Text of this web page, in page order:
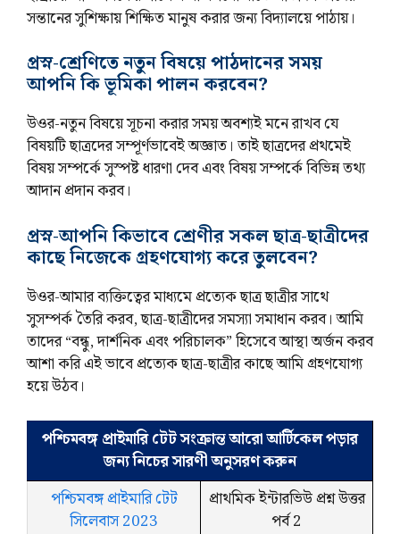
সন্তানের সুশিক্ষায় শিক্ষিত মানুষ করার জন্য বিদ্যালয়ে পাঠায়।
প্রস্ন-শ্রেণিতে নতুন বিষয়ে পাঠদানের সময়
আপনি কি ভূমিকা পালন করবেন?
উওর-নতুন বিষয়ে সূচনা করার সময় অবশ্যই মনে রাখব যে
বিষয়টি ছাত্রদের সম্পূর্ণভাবেই অজ্ঞাত। তাই ছাত্রদের প্রথমেই
বিষয় সম্পর্কে সুস্পষ্ট ধারণা দেব এবং বিষয় সম্পর্কে বিভিন্ন তথ্য
আদান প্রদান করব।
প্রস্ন-আপনি কিভাবে শ্রেণীর সকল ছাত্র-ছাত্রীদের
কাছে নিজেকে গ্রহণযোগ্য করে তুলবেন?
উওর-আমার ব্যক্তিত্বের মাধ্যমে প্রত্যেক ছাত্র ছাত্রীর সাথে
সুসম্পর্ক তৈরি করব, ছাত্র-ছাত্রীদের সমস্যা সমাধান করব। আমি
তাদের “বন্ধু, দার্শনিক এবং পরিচালক” হিসেবে আস্থা অর্জন করব
আশা করি এই ভাবে প্রত্যেক ছাত্র-ছাত্রীর কাছে আমি গ্রহণযোগ্য
হয়ে উঠব।
পশ্চিমবঙ্গ প্রাইমারি টেট সংক্রান্ত আরো আর্টিকেল পড়ার
জন্য নিচের সারণী অনুসরণ করুন
পশ্চিমবঙ্গ প্রাইমারি টেট
সিলেবাস 2023
প্রাথমিক ইন্টারভিউ প্রশ্ন উত্তর
পর্ব 2